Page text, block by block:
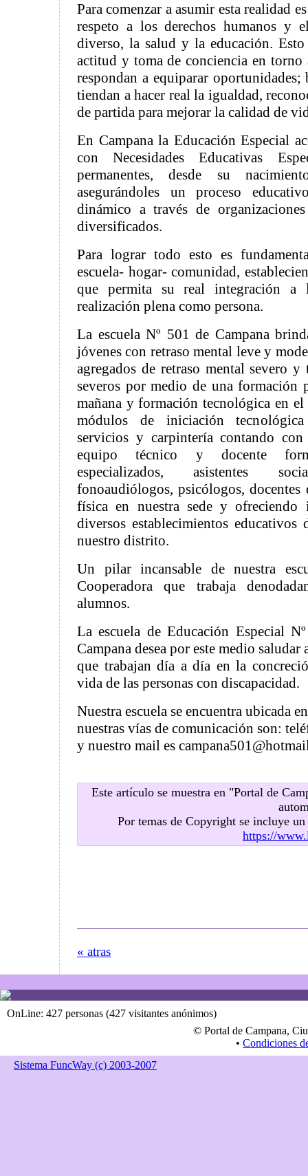
Para comenzar a asumir esta realidad
respeto a los derechos humanos
diverso, la salud y la educación.
actitud y toma de conciencia en torno
respondan a equiparar oportunidades;
tiendan a hacer real la igualdad,
de partida para mejorar la calidad de
En Campana la Educación Especial
con Necesidades Educativas
permanentes, desde su
asegurándoles un proceso
dinámico a través de
diversificados.
Para lograr todo esto es
escuela- hogar- comunidad,
que permita su real integración a
realización plena como persona.
La escuela Nº 501 de Campana
jóvenes con retraso mental leve y
agregados de retraso mental severo y
severos por medio de una formación
mañana y formación tecnológica en
módulos de iniciación
servicios y carpintería contando
equipo técnico y docente
especializados, asistentes
fonoaudiólogos, psicólogos, docentes
física en nuestra sede y ofreciendo
diversos establecimientos
nuestro distrito.
Un pilar incansable de nuestra
Cooperadora que trabaja
alumnos.
La escuela de Educación Especial
Campana desea por este medio
que trabajan día a día en la
vida de las personas con discapacidad.
Nuestra escuela se encuentra ubicada
nuestras vías de comunicación son:
y nuestro mail es
Este artículo se muestra en "Portal de
Por temas de Copyright se incluye un
https://
« atras
OnLine: 427 personas (427 visitantes anónimos)
© Portal de Campana,
• Condiciones
Sistema FuncWay (c) 2003-2007